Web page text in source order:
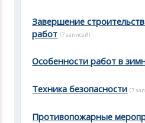
Завершение
работ (7 записей)
Особенности работ в
Техника безопасности (7
Противопожарные